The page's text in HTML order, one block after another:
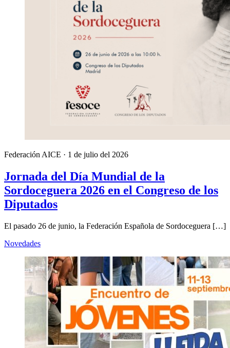
Federación AICE · 1 de julio del 2026
Jornada del Día Mundial de la
Sordoceguera 2026 en el Congreso de los
Diputados
El pasado 26 de junio, la Federación Española de Sordoceguera […]
Novedades